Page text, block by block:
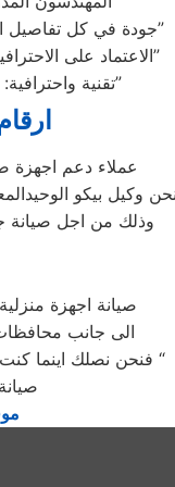
“جودة في كل تفاصيل الصيانة: مهندسو بيكو يوفرون الأمان والكفاءة”
“الاعتماد على الاحترافية: مهندسو صيانة بيكو يحققون الثقة والراحة”
“تقنية واحترافية: خبراء الصيانة من بيكو يوفرون الأفضل”
ارقام
عملاء دعم اجهزة
وكيل بيكو
وذلك من اجل صيانة
صيانة اجهزة
الى جانب
فنحن نصلك اينما كنت بفضل مهندسين مدربين و على كفاءة و خبرة “
صيانة